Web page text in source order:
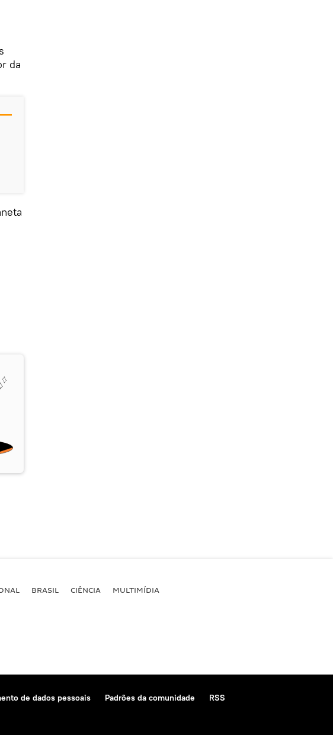
da
BRASIL CIÊNCIA MULTIMÍDIA
de dados pessoais Padrões da comunidade
RSS